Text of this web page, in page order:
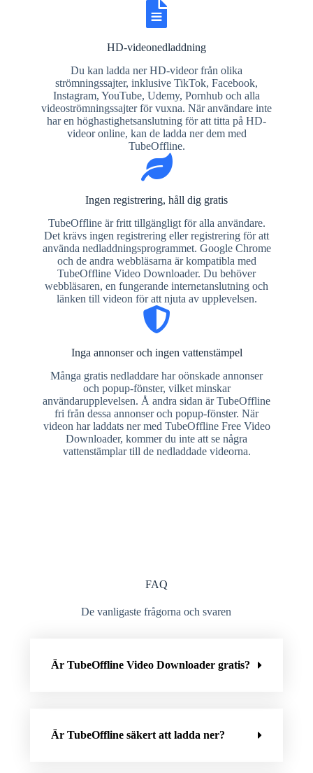
HD-videonedladdning
Du kan ladda ner HD-videor från olika
strömningssajter, inklusive TikTok, Facebook,
Instagram, YouTube, Udemy, Pornhub och alla
videoströmningssajter för vuxna. När användare inte
har en höghastighetsanslutning för att titta på HD-
videor online, kan de ladda ner dem med
TubeOffline.
Ingen registrering, håll dig gratis
TubeOffline är fritt tillgängligt för alla användare.
Det krävs ingen registrering eller registrering för att
använda nedladdningsprogrammet. Google Chrome
och de andra webbläsarna är kompatibla med
TubeOffline Video Downloader. Du behöver
webbläsaren, en fungerande internetanslutning och
länken till videon för att njuta av upplevelsen.
Inga annonser och ingen vattenstämpel
Många gratis nedladdare har oönskade annonser
och popup-fönster, vilket minskar
användarupplevelsen. Å andra sidan är TubeOffline
fri från dessa annonser och popup-fönster. När
videon har laddats ner med TubeOffline Free Video
Downloader, kommer du inte att se några
vattenstämplar till de nedladdade videorna.
FAQ
De vanligaste frågorna och svaren
Är TubeOffline Video Downloader gratis?
Är TubeOffline säkert att ladda ner?